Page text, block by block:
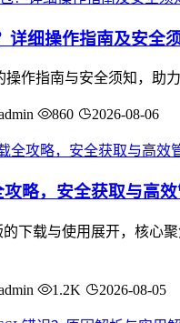
详细操作指南及安全
作指南与安全须知，助
860 2026-08-06
略，安全获取与高
下载与使用展开，核心
1.2K 2026-08-05